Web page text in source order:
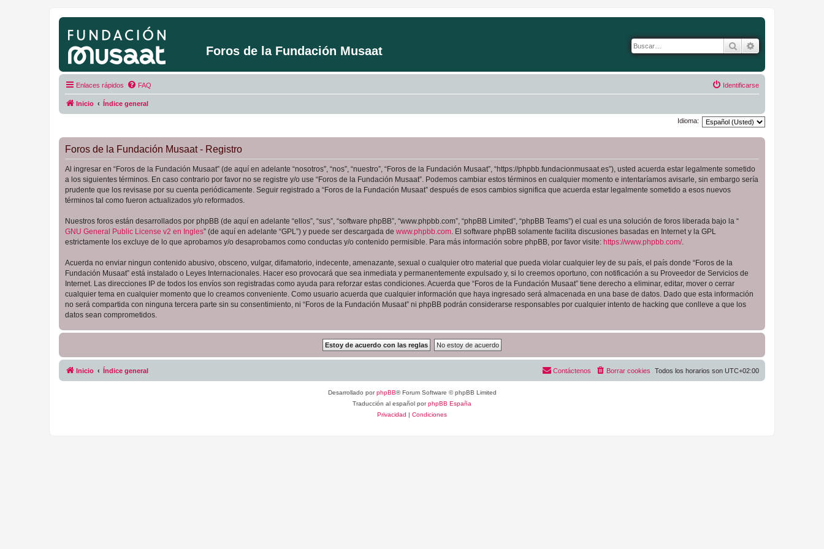
Foros de la Fundación Musaat Buscar
Enlaces rápidos FAQ Identificarse
Inicio Índice general
Idioma:
Foros de la Fundación Musaat - Registro
Al ingresar en “Foros de la Fundación Musaat” (de aquí en adelante “nosotros”, “nos”, “nuestro”, “Foros de la Fundación Musaat”, “https://phpbb.fundacionmusaat.es”), usted acuerda estar legalmente sometido
a los siguientes términos. En caso contrario por favor no se registre y/o use “Foros de la Fundación Musaat”. Podemos cambiar estos términos en cualquier momento e intentaríamos avisarle, sin embargo sería
prudente que los revisase por su cuenta periódicamente. Seguir registrado a “Foros de la Fundación Musaat” después de esos cambios significa que acuerda estar legalmente sometido a esos nuevos
términos tal como fueron actualizados y/o reformados.
Nuestros foros están desarrollados por phpBB (de aquí en adelante “ellos”, “sus”, “software phpBB”, “www.phpbb.com”, “phpBB Limited”, “phpBB Teams”) el cual es una solución de foros liberada bajo la “
GNU General Public License v2 en Ingles” (de aquí en adelante “GPL”) y puede ser descargada de www.phpbb.com. El software phpBB solamente facilita discusiones basadas en Internet y la GPL
estrictamente los excluye de lo que aprobamos y/o desaprobamos como conductas y/o contenido permisible. Para más información sobre phpBB, por favor visite: https://www.phpbb.com/.
Acuerda no enviar ningun contenido abusivo, obsceno, vulgar, difamatorio, indecente, amenazante, sexual o cualquier otro material que pueda violar cualquier ley de su país, el país donde “Foros de la
Fundación Musaat” está instalado o Leyes Internacionales. Hacer eso provocará que sea inmediata y permanentemente expulsado y, si lo creemos oportuno, con notificación a su Proveedor de Servicios de
Internet. Las direcciones IP de todos los envíos son registradas como ayuda para reforzar estas condiciones. Acuerda que “Foros de la Fundación Musaat” tiene derecho a eliminar, editar, mover o cerrar
cualquier tema en cualquier momento que lo creamos conveniente. Como usuario acuerda que cualquier información que haya ingresado será almacenada en una base de datos. Dado que esta información
no será compartida con ninguna tercera parte sin su consentimiento, ni “Foros de la Fundación Musaat” ni phpBB podrán considerarse responsables por cualquier intento de hacking que conlleve a que los
datos sean comprometidos.
Inicio Índice general Todos los horarios son UTC+02:00
Borrar cookies
Contáctenos
Desarrollado porphpBB® Forum Software © phpBB Limited
Traducción al español porphpBB España
Privacidad | Condiciones